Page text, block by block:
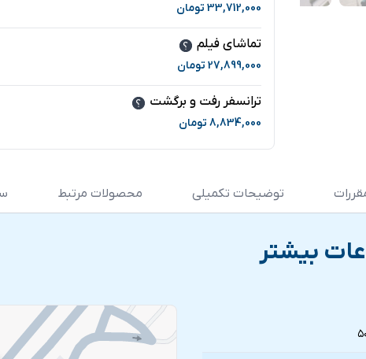
33,712,000 تومان
تماشای فیلم
27,899,000 تومان
ترانسفر رفت و برگشت
8,834,000 تومان
توضیحات تکمیلی محصولات مرتبط
بیشتر